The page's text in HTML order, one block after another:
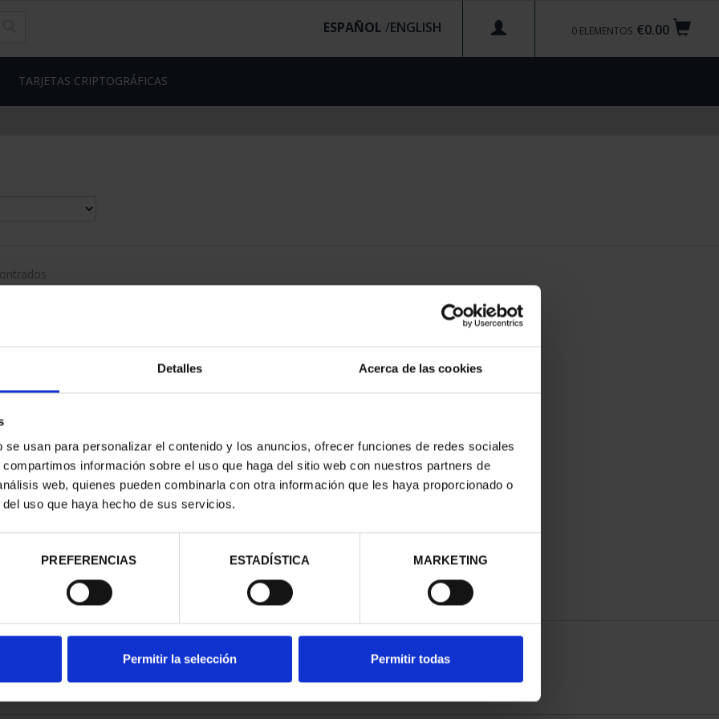
Detalles Acerca de las cookies
usan para personalizar el contenido y los anuncios, ofrecer funciones de redes sociales
información sobre el uso que haga del sitio web con nuestros partners de
web, quienes pueden combinarla con otra información que les haya proporcionado o
uso que haya hecho de sus servicios.
PREFERENCIAS ESTADÍSTICA MARKETING
Permitir la selección Permitir todas
€0.00
0 ELEMENTOS
ESPAÑOL /
TARJETAS CRIPTOGRÁFICAS
PROVINCIA